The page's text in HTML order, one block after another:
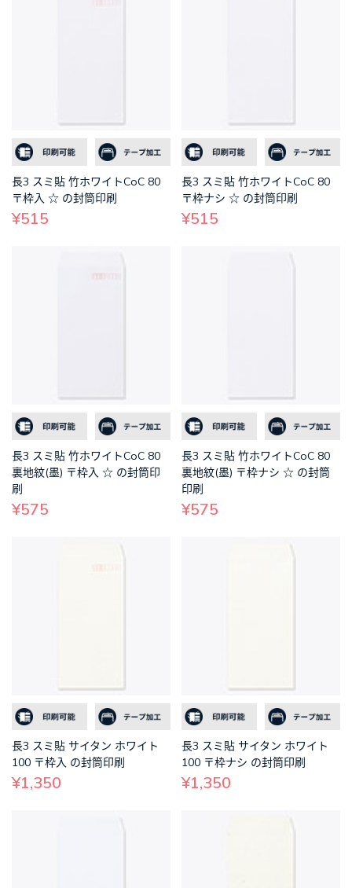
長3 スミ貼 竹ホワイトCoC 80
〒枠入 ☆ の封筒印刷
¥515
長3 スミ貼 竹ホワイトCoC 80
〒枠ナシ ☆ の封筒印刷
¥515
長3 スミ貼 竹ホワイトCoC 80
裏地紋(墨) 〒枠入 ☆ の封筒印
刷
¥575
長3 スミ貼 竹ホワイトCoC 80
裏地紋(墨) 〒枠ナシ ☆ の封筒
印刷
¥575
長3 スミ貼 サイタン ホワイト
100 〒枠入 の封筒印刷
¥1,350
長3 スミ貼 サイタン ホワイト
100 〒枠ナシ の封筒印刷
¥1,350